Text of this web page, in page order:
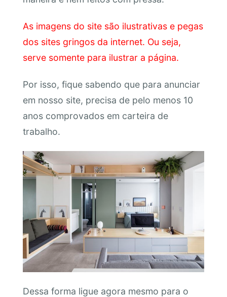
As imagens do site são ilustrativas e pegas
dos sites gringos da internet. Ou seja,
serve somente para ilustrar a página.
Por isso, fique sabendo que para anunciar
em nosso site, precisa de pelo menos 10
anos comprovados em carteira de
trabalho.
Dessa forma ligue agora mesmo para o